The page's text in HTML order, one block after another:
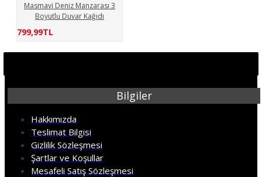
Masmavi Deniz Manzarası 3
Boyutlu Duvar Kağıdı
799,99TL
Bilgiler
Hakkımızda
Teslimat Bilgisi
Gizlilik Sözleşmesi
Şartlar ve Koşullar
Mesafeli Satış Sözleşmesi